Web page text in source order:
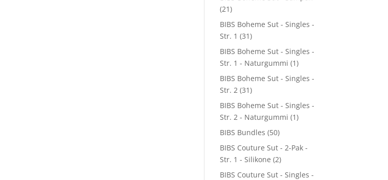
(21)
BIBS Boheme Sut - Singles -
Str. 1 (31)
BIBS Boheme Sut - Singles -
Str. 1 - Naturgummi (1)
BIBS Boheme Sut - Singles -
Str. 2 (31)
BIBS Boheme Sut - Singles -
Str. 2 - Naturgummi (1)
BIBS Bundles (50)
BIBS Couture Sut - 2-Pak -
Str. 1 - Silikone (2)
BIBS Couture Sut - Singles -